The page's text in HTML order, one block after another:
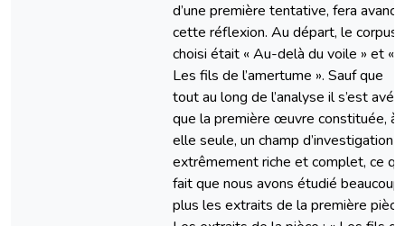
d’une première tentative, fera
cette réflexion. Au départ, le corpus
choisi était « Au-delà du voile » et «
Les fils de l’amertume ». Sauf que
tout au long de l’analyse il s’est
que la première œuvre constituée, à
elle seule, un champ d’investigation
extrêmement riche et complet, ce qui
fait que nous avons étudié beaucoup
plus les extraits de la première